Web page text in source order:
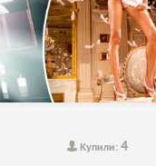
Купили:4